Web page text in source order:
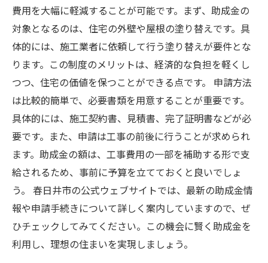
費用を大幅に軽減することが可能です。まず、助成金の
対象となるのは、住宅の外壁や屋根の塗り替えです。具
体的には、施工業者に依頼して行う塗り替えが要件とな
ります。この制度のメリットは、経済的な負担を軽くし
つつ、住宅の価値を保つことができる点です。 申請方法
は比較的簡単で、必要書類を用意することが重要です。
具体的には、施工契約書、見積書、完了証明書などが必
要です。また、申請は工事の前後に行うことが求められ
ます。助成金の額は、工事費用の一部を補助する形で支
給されるため、事前に予算を立てておくと良いでしょ
う。 春日井市の公式ウェブサイトでは、最新の助成金情
報や申請手続きについて詳しく案内していますので、ぜ
ひチェックしてみてください。この機会に賢く助成金を
利用し、理想の住まいを実現しましょう。